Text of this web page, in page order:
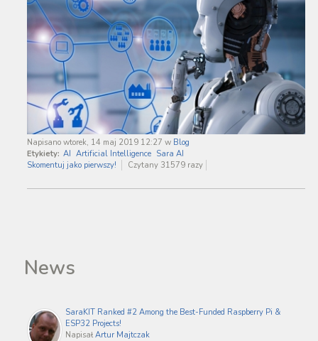
Napisano wtorek, 14 maj 2019 12:27 w Blog
Etykiety: AI Artificial Intelligence Sara AI
Skomentuj jako pierwszy!
Czytany 31579 razy
News
SaraKIT Ranked #2 Among the Best-Funded Raspberry Pi &
ESP32 Projects!
Napisał Artur Majtczak